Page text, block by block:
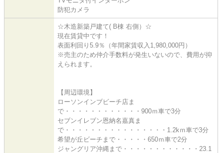
防犯カメラ
☆木造新築戸建て( B棟 右側）☆
現在賃貸中です！
表面利回り5.9％（年間家賃収入1,980,000円）
※売主のため仲介手数料が発生いないので、費用が抑
えられます。
【周辺環境】
ローソンインブビーチ店ま
で・・・・・・・・・・・・900ｍ車で3分
セブンイレブン恩納名嘉真ま
で・・・・・・・・・・・・・・・・1.2kｍ車で3分
希望が丘ビーチまで・・・・・650ｍ車で2分
ジャングリア沖縄まで・・・・・・・・・・・・23.1